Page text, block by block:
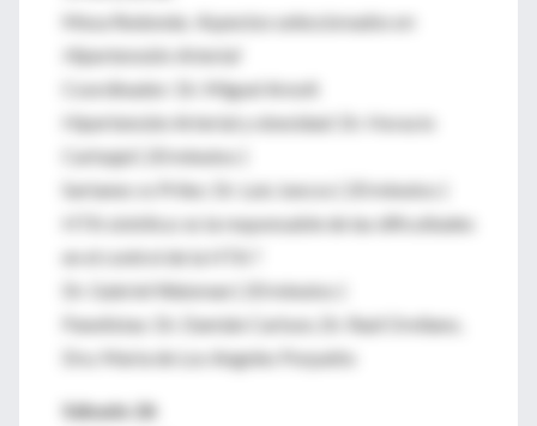
Mesa Redonda:
Aspectos seleccionados en
Hipertensión Arterial
Coordinador: Dr. Miguel Arnolt
Hipertensión Arterial y obesidad: Dr. Horacio
Carbajal ( 20 minutos )
Sartanes vs Priles: Dr. Luis Juncos ( 20 minutos )
HTA sistólica: es la responsable de las dificultades
en el control de la HTA ?
Dr. Gabriel Waisman ( 20 minutos )
Panelistas: Dr. Damián Carlson, Dr. Raúl Orellano,
Dra. Maria de Los Angeles Porpatto
Sábado 26